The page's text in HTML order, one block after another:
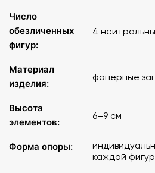
Характеристики:
10 тематических цветных
музыки и ИЗО и др.
4 обезличенные фигурки
Размер фигурок: от 6 до 9 см
Каждая фигурка имеет
Набор совместим с методикой
Инструкция по использованию в
Число
обезличенных
фигур:
4
Материал
изделия:
фанерные
Высота
элементов:
6–9 см
Форма опоры:
каждой